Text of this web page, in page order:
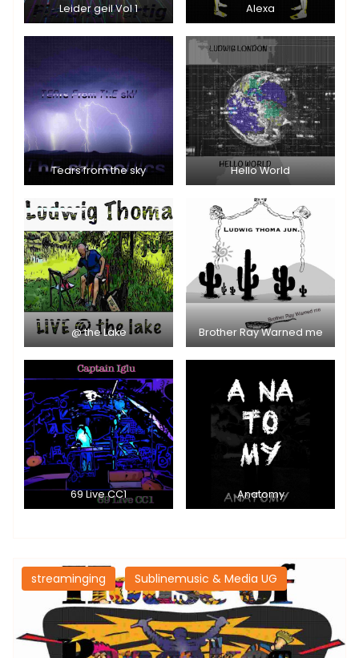
Leider geil Vol 1 Alexa
Tears from the sky Hello World
@ the Lake Brother Ray Warned me
69 Live CC1 Anatomy
streaminging Sublinemusic & Media UG